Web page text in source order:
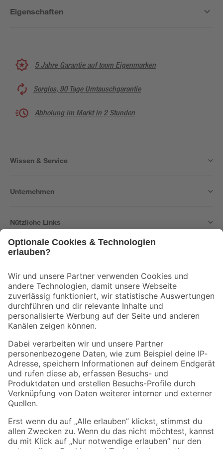
Eigenschaften
5 Jahre Garantie auf toom Eigenmarken
Sorglos, 90 Tage Umtauschgarantie
Abholung im Markt in 2 Stunden
Wissen & Service
Unternehmen
Nützliche Links
Der toom Newsletter: Keine Angebote und Aktionen mehr verpassen!
Zur Newsletter Anmeldung
Folge uns
Zahlungsarten Versandarten
Sicher einkaufen
Jetzt die toom-App herunterladen